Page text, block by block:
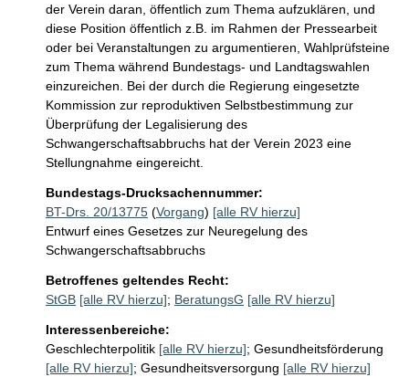
der Verein daran, öffentlich zum Thema aufzuklären, und
diese Position öffentlich z.B. im Rahmen der Pressearbeit
oder bei Veranstaltungen zu argumentieren, Wahlprüfsteine
zum Thema während Bundestags- und Landtagswahlen
einzureichen. Bei der durch die Regierung eingesetzte
Kommission zur reproduktiven Selbstbestimmung zur
Überprüfung der Legalisierung des
Schwangerschaftsabbruchs hat der Verein 2023 eine
Stellungnahme eingereicht.
Bundestags-Drucksachennummer:
BT-Drs. 20/13775 (Vorgang) [alle RV hierzu]
Entwurf eines Gesetzes zur Neuregelung des
Schwangerschaftsabbruchs
Betroffenes geltendes Recht:
StGB [alle RV hierzu]; BeratungsG [alle RV hierzu]
Interessenbereiche:
Geschlechterpolitik [alle RV hierzu]; Gesundheitsförderung
[alle RV hierzu]; Gesundheitsversorgung [alle RV hierzu]